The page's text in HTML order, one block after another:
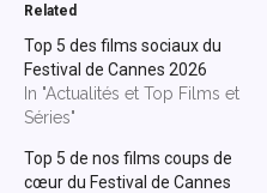
Related
Top 5 des films sociaux du
Festival de Cannes 2026
In "Actualités et Top Films et
Séries"
Top 5 de nos films coups de
cœur du Festival de Cannes